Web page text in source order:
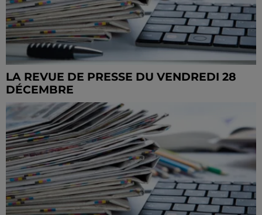
LA REVUE DE PRESSE DU VENDREDI 28
DÉCEMBRE